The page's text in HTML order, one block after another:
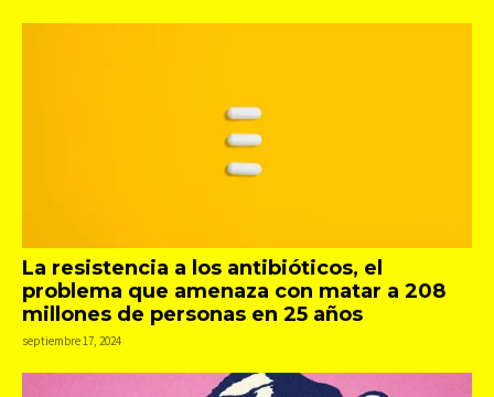
La resistencia a los antibióticos, el
problema que amenaza con matar a 208
millones de personas en 25 años
septiembre 17, 2024